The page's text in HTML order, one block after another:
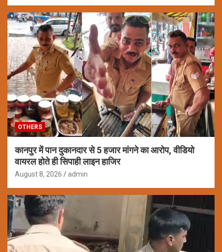
OTHERS
कानपुर में पान दुकानदार से 5 हजार मांगने का आरोप, वीडियो
वायरल होते ही सिपाही लाइन हाजिर
August 8, 2026 admin